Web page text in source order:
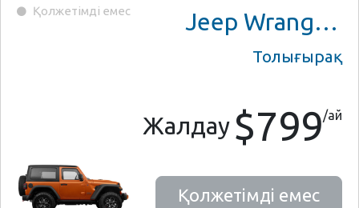
Қолжетімді емес Jeep Wrangler
Толығырақ
Жалдау $799/ай
Қолжетімді емес